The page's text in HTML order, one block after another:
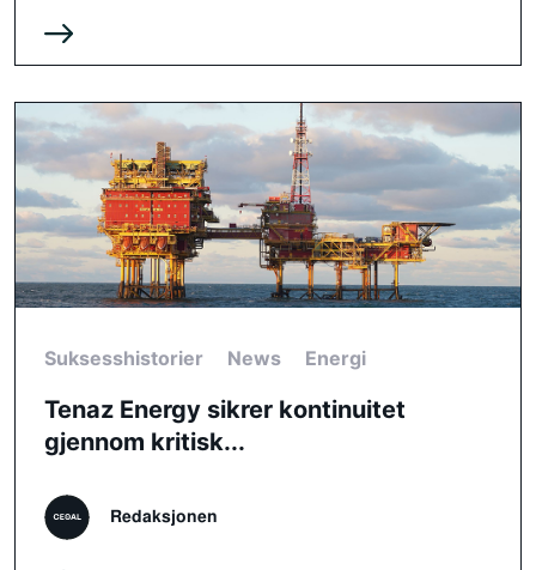
Suksesshistorier News Energi
Tenaz Energy sikrer kontinuitet
gjennom kritisk...
Redaksjonen